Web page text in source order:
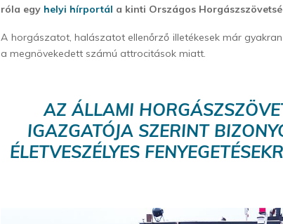
róla egy helyi hírportál a kinti Országos
A horgászatot, halászatot ellenőrző illetékesek már
a megnövekedett számú attrocitások miatt.
AZ ÁLLAMI
IGAZGATÓJA SZERINT
ÉLETVESZÉLYES